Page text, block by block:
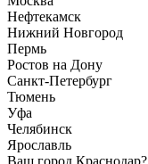
Нефтекамск
Нижний Новгород
Пермь
Ростов на Дону
Санкт-Петербург
Тюмень
Уфа
Челябинск
Ярославль
Ваш город Краснодар?